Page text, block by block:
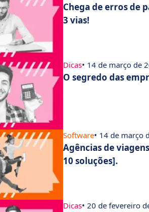
Chega de erros de
3 vias!
Dicas• 14 de março de
O segredo das
Software• 14 de março
Agências de
10 soluções].
Dicas• 20 de fevereiro